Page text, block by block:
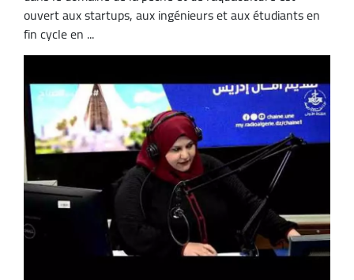
ouvert aux startups, aux ingénieurs et aux étudiants en
fin cycle en ...